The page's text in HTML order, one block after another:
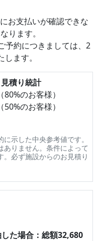
お支払いが確認できな
ります。
予約につきましては、2
ます。
積り統計
のお客様）
のお客様）
示した中央参考値です。
りません。条件によって
必ず施設からのお見積り
した場合：総額32,680